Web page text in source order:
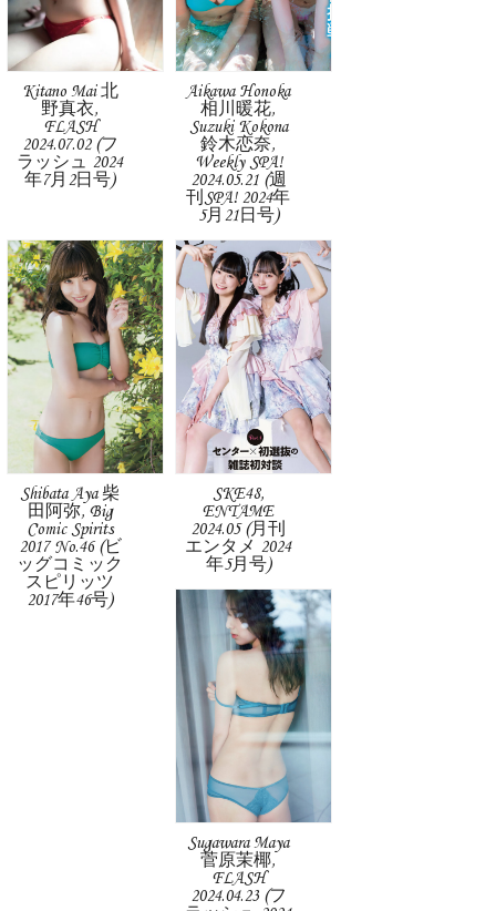
Kitano Mai 北
野真衣,
FLASH
2024.07.02 (フ
ラッシュ 2024
年7月2日号)
Aikawa Honoka
相川暖花,
Suzuki Kokona
鈴木恋奈,
Weekly SPA!
2024.05.21 (週
刊SPA! 2024年
5月21日号)
Shibata Aya 柴
田阿弥, Big
Comic Spirits
2017 No.46 (ビ
ッグコミック
スピリッツ
2017年46号)
SKE48,
ENTAME
2024.05 (月刊
エンタメ 2024
年5月号)
Sugawara Maya
菅原茉椰,
FLASH
2024.04.23 (フ